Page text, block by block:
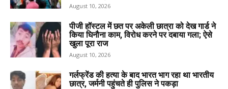
August 10, 2026
पीजी हॉस्टल में छत पर अकेली छात्रा को देख गार्ड ने
किया घिनौना काम, विरोध करने पर दबाया गला; ऐसे
खुला पूरा राज
August 10, 2026
गर्लफ्रेंड की हत्या के बाद भारत भाग रहा था भारतीय
छात्र, जर्मनी पहुंचते ही पुलिस ने पकड़ा